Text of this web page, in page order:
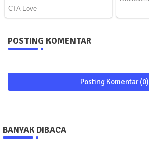
POSTING KOMENTAR
Posting Komentar (0)
BANYAK DIBACA